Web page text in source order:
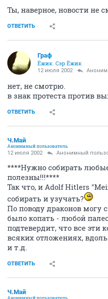
Ты, наверное, новости не
ОТВЕТИТЬ
Граф
Ёжик. Сэр Ёжик
12 июля 2002
нет, не смотрю.
в знак протеста против
ОТВЕТИТЬ
Ч.Май
Анонимный пользователь
12 июля 2002 Анонимный
****Нужно собирать
полезны!!!****
Так что, и Adolf Hitlers
собирать и узучать?
По поводу драконов могу
было копать - любой
подтевердит, что все эти
всяких отложениях,
и т.д.
ОТВЕТИТЬ
Ч.Май
Анонимный пользователь